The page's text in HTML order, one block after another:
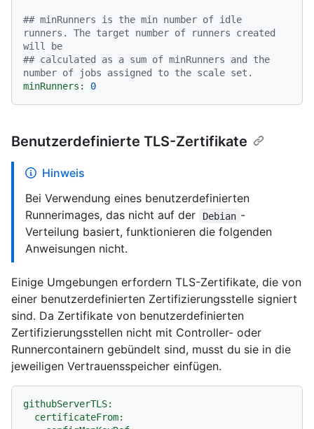
## minRunners is the min number of idle
runners. The target number of runners created
will be
## calculated as a sum of minRunners and the
number of jobs assigned to the scale set.
minRunners:
0
Benutzerdefinierte TLS-Zertifikate
Hinweis
Bei Verwendung eines benutzerdefinierten
Runnerimages, das nicht auf der
Debian -
Verteilung basiert, funktionieren die folgenden
Anweisungen nicht.
Einige Umgebungen erfordern TLS-Zertifikate, die von
einer benutzerdefinierten Zertifizierungsstelle signiert
sind. Da Zertifikate von benutzerdefinierten
Zertifizierungsstellen nicht mit Controller- oder
Runnercontainern gebündelt sind, musst du sie in die
jeweiligen Vertrauensspeicher einfügen.
githubServerTLS:
certificateFrom: